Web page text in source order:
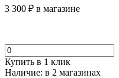
3 300 ₽ в магазине
Купить в 1 клик
Наличие: в 2 магазинах